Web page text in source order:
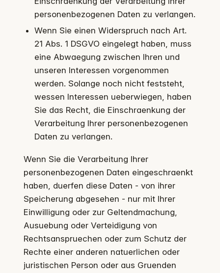
personenbezogenen Daten zu verlangen.
Wenn Sie einen Widerspruch nach Art.
21 Abs. 1 DSGVO eingelegt haben, muss
eine Abwaegung zwischen Ihren und
unseren Interessen vorgenommen
werden. Solange noch nicht feststeht,
wessen Interessen ueberwiegen, haben
Sie das Recht, die Einschraenkung der
Verarbeitung Ihrer personenbezogenen
Daten zu verlangen.
Wenn Sie die Verarbeitung Ihrer
personenbezogenen Daten eingeschraenkt
haben, duerfen diese Daten - von ihrer
Speicherung abgesehen - nur mit Ihrer
Einwilligung oder zur Geltendmachung,
Ausuebung oder Verteidigung von
Rechtsanspruechen oder zum Schutz der
Rechte einer anderen natuerlichen oder
juristischen Person oder aus Gruenden